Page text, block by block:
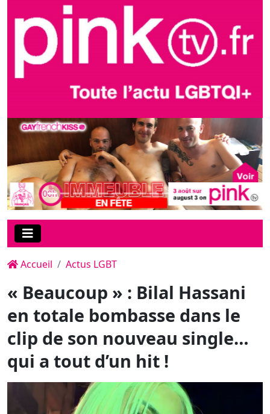
Accueil Actus LGBT
« Beaucoup » : Bilal Hassani
en totale bombasse dans le
clip de son nouveau single…
qui a tout d’un hit !